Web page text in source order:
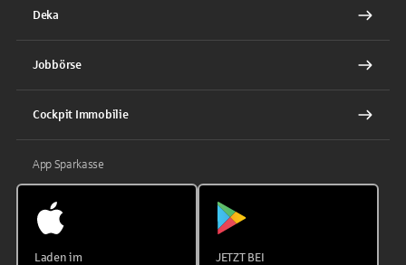
Deka
Jobbörse
Cockpit Immobilie
App Sparkasse
Laden im JETZT BEI